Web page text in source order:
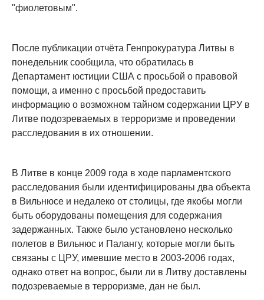
"фиолетовым".
После публикации отчёта Генпрокуратура Литвы в
понедельник сообщила, что обратилась в
Департамент юстиции США с просьбой о правовой
помощи, а именно с просьбой предоставить
информацию о возможном тайном содержании ЦРУ в
Литве подозреваемых в терроризме и проведении
расследования в их отношении.
В Литве в конце 2009 года в ходе парламентского
расследования были идентифицированы два объекта
в Вильнюсе и недалеко от столицы, где якобы могли
быть оборудованы помещения для содержания
задержанных. Также было установлено несколько
полетов в Вильнюс и Палангу, которые могли быть
связаны с ЦРУ, имевшие место в 2003-2006 годах,
однако ответ на вопрос, были ли в Литву доставлены
подозреваемые в терроризме, дан не был.